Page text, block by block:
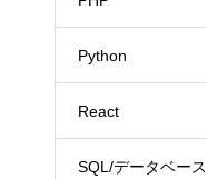
Python
React
SQL/データベース